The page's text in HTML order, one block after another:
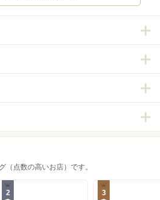
（点数の高いお店）です。
2 3